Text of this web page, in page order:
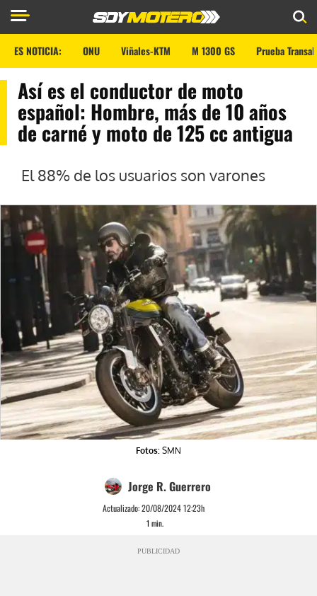
ES NOTICIA: ONU Viñales-KTM M 1300 GS Prueba
Así es el conductor de moto
español: Hombre, más de 10 años
de carné y moto de 125 cc antigua
El 88% de los usuarios son varones
Fotos: SMN
Jorge R. Guerrero
Actualizado:20/08/2024 12:23h
1 min.
PUBLICIDAD